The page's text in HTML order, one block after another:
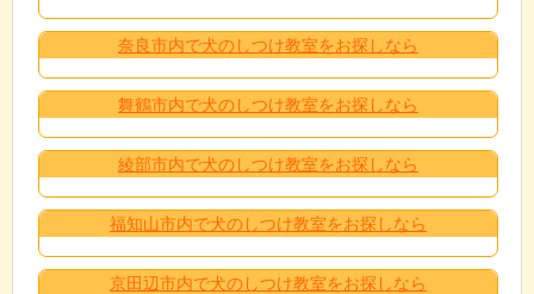
奈良市内で犬のしつけ教室をお探しなら
舞鶴市内で犬のしつけ教室をお探しなら
綾部市内で犬のしつけ教室をお探しなら
福知山市内で犬のしつけ教室をお探しなら
京田辺市内で犬のしつけ教室をお探しなら